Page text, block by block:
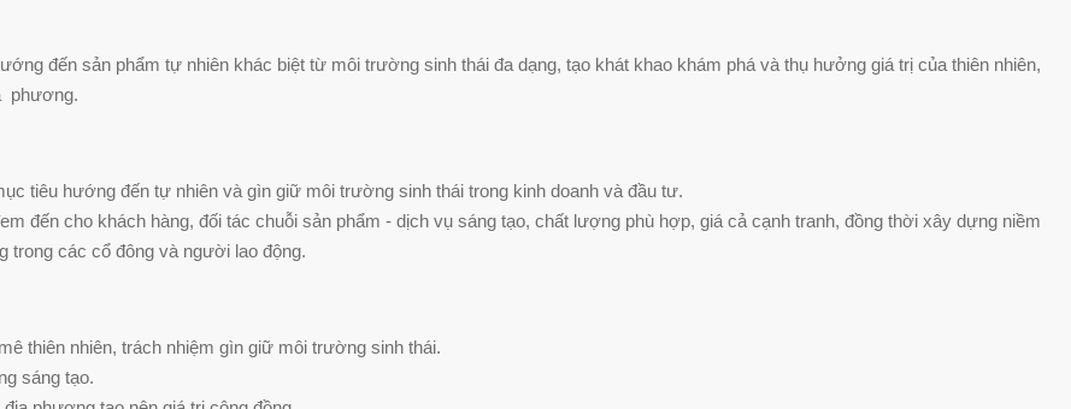
đến sản phẩm tự nhiên khác biệt từ môi trường sinh thái đa dạng, tạo khát khao khám phá và thụ hưởng giá trị của thiên nhiên,
phương.
tiêu hướng đến tự nhiên và gìn giữ môi trường sinh thái trong kinh doanh và đầu tư.
đến cho khách hàng, đối tác chuỗi sản phẩm - dịch vụ sáng tạo, chất lượng phù hợp, giá cả cạnh tranh, đồng thời xây dựng niềm
trong các cổ đông và người lao động.
thiên nhiên, trách nhiệm gìn giữ môi trường sinh thái.
sáng tạo.